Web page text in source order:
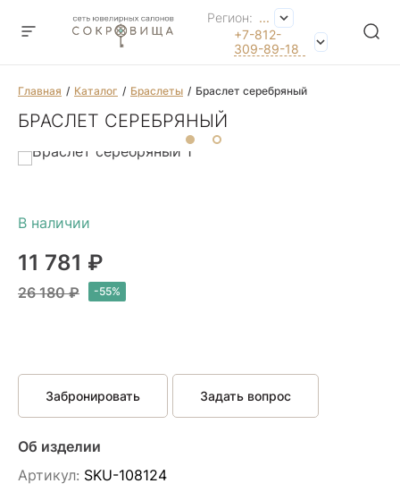
Регион: ...
+7-812-
309-89-18
Главная Каталог Браслеты Браслет серебряный
БРАСЛЕТ СЕРЕБРЯНЫЙ
11 781 ₽
26 180 ₽
Забронировать Задать вопрос
Об изделии
Артикул: SKU-108124